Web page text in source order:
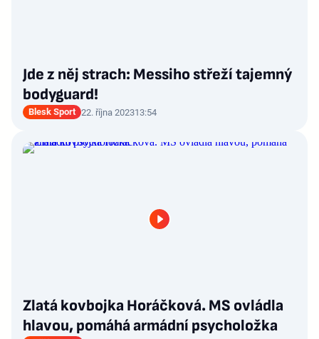
Jde z něj strach: Messiho střeží tajemný
bodyguard!
Blesk Sport 22. října 202313:54
Zlatá kovbojka Horáčková. MS ovládla
hlavou, pomáhá armádní psycholožka